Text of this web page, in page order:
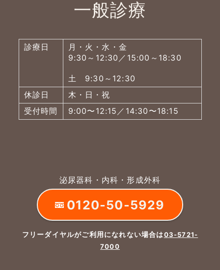
一般診療
診療日
月・火・水・金
9:30～12:30／15:00～18:30
土 9:30～12:30
休診日
木・日・祝
受付時間
9:00〜12:15／14:30〜18:15
泌尿器科・内科・形成外科
0120-50-5929
フリーダイヤルがご利用になれない場合は03-5721-
7000